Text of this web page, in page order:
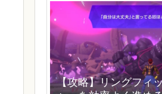
【攻略】リングフィ